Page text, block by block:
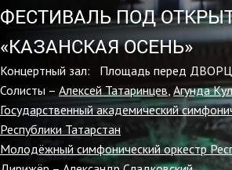
ФЕСТИВАЛЬ ПОД
«КАЗАНСКАЯ ОСЕНЬ»
Концертный зал: Площадь перед
Солисты – Алексей Татаринцев, Агунда
Государственный академический
Республики Татарстан
Молодёжный симфонический оркестр